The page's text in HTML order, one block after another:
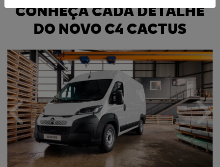
CONHEÇA CADA DETALHE
DO NOVO C4 CACTUS
Anterior